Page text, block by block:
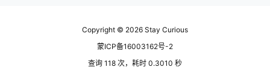
Copyright © 2026 Stay Curious
蒙ICP备16003162号-2
查询 118 次，耗时 0.3010 秒